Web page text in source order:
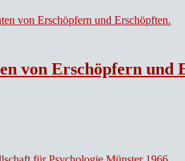
von Erschöpfern und